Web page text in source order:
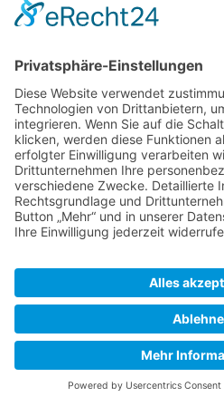
+2
Vorherige
14:18 M Dietrich
+1.475Erstbeschreibung
SkipperGuide
Klassische Ansicht